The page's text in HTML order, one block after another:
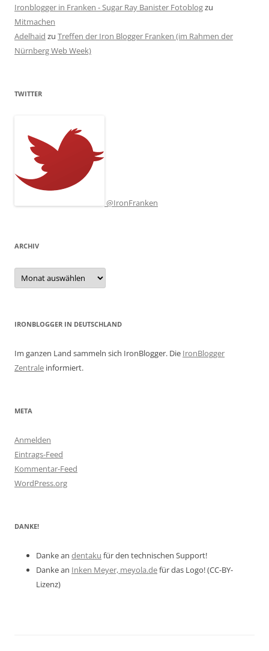
Ironblogger in Franken - Sugar Ray Banister Fotoblogzu
Mitmachen
Adelhaid zu Treffen der Iron Blogger Franken (im Rahmen der
Nürnberg Web Week)
TWITTER
@IronFranken
ARCHIV
Archiv
IRONBLOGGER IN DEUTSCHLAND
Im ganzen Land sammeln sich IronBlogger. Die IronBlogger
Zentrale informiert.
META
Anmelden
Eintrags-Feed
Kommentar-Feed
WordPress.org
DANKE!
Danke an dentaku für den technischen Support!
Danke an Inken Meyer, meyola.defür das Logo! (CC-BY-
Lizenz)